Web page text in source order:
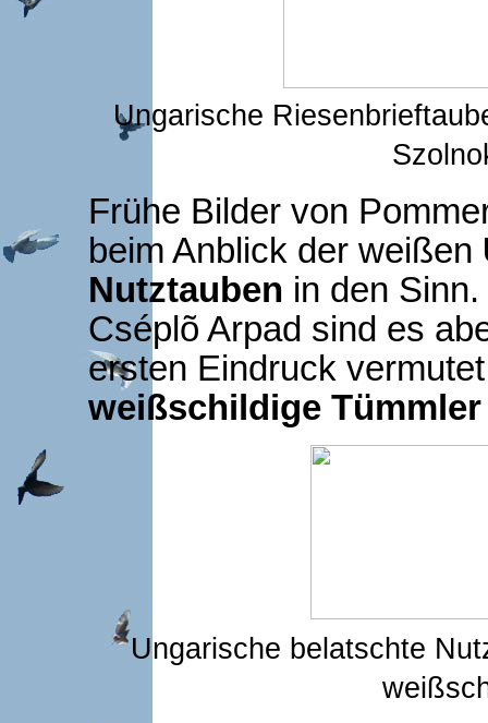
Ungarische
Frühe Bilder von
beim Anblick der weißen
Nutztauben in den
Cséplõ Arpad sind es
ersten Eindruck vermutet
weißschildige Tümmler
Ungarische